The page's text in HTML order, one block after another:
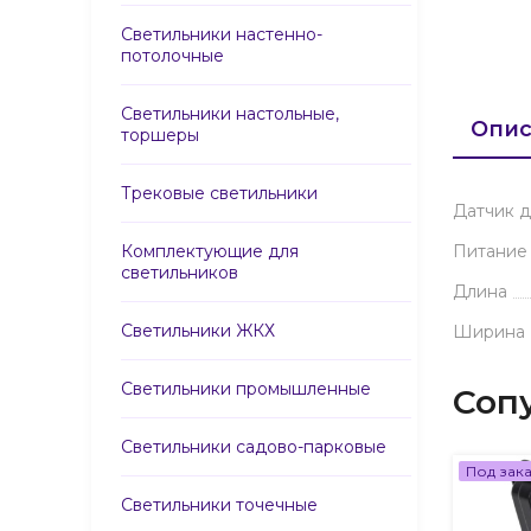
Светильники настенно-
потолочные
Светильники настольные,
торшеры
Трековые светильники
Комплектующие для
светильников
Светильники ЖКХ
Светильники промышленные
Светильники садово-парковые
Светильники точечные
Датчик
Питание
Длина
Ширина
Под